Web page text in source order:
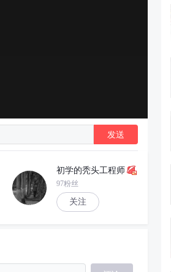
发送
初学的秃头工程师
97粉丝
关注